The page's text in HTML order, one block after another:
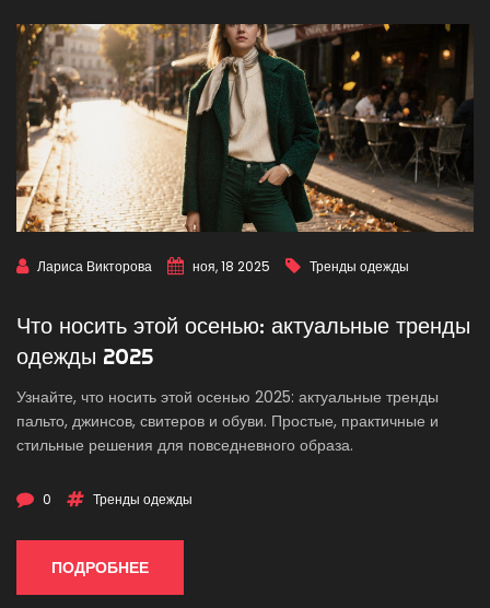
Лариса Викторова ноя, 18 2025 Тренды одежды
Что носить этой осенью: актуальные тренды
одежды 2025
Узнайте, что носить этой осенью 2025: актуальные тренды
пальто, джинсов, свитеров и обуви. Простые, практичные и
стильные решения для повседневного образа.
0 Тренды одежды
ПОДРОБНЕЕ